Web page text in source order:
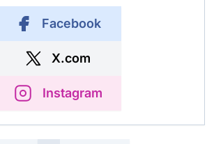
Facebook
X.com
Instagram